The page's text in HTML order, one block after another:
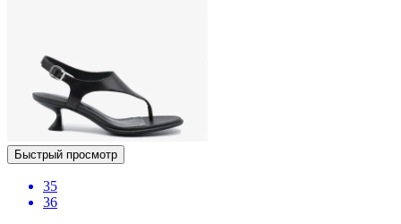
Быстрый просмотр
35
36